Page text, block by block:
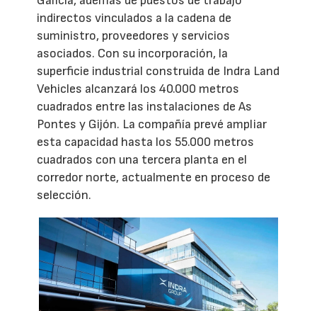
indirectos vinculados a la cadena de
suministro, proveedores y servicios
asociados. Con su incorporación, la
superficie industrial construida de Indra Land
Vehicles alcanzará los 40.000 metros
cuadrados entre las instalaciones de As
Pontes y Gijón. La compañía prevé ampliar
esta capacidad hasta los 55.000 metros
cuadrados con una tercera planta en el
corredor norte, actualmente en proceso de
selección.